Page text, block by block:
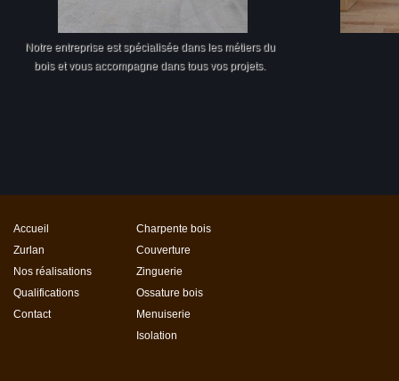
Notre entreprise est spécialisée dans les métiers du
bois et vous accompagne dans tous vos projets.
Accueil
Zurlan
Nos réalisations
Qualifications
Contact
Charpente bois
Couverture
Zinguerie
Ossature bois
Menuiserie
Isolation